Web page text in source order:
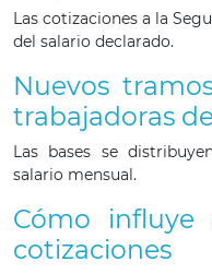
Las cotizaciones a la
del salario declarado.
Nuevos
trabajadoras
Las bases se
salario mensual.
Cómo influye
cotizaciones